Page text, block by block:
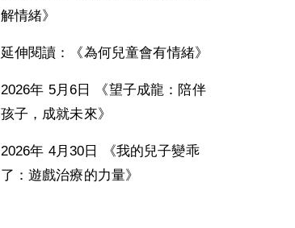
解情緒》
延伸閱讀：《為何兒童會有情緒》
2026年 5月6日 《望子成龍：陪伴
孩子，成就未來》
2026年 4月30日 《我的兒子變乖
了：遊戲治療的力量》